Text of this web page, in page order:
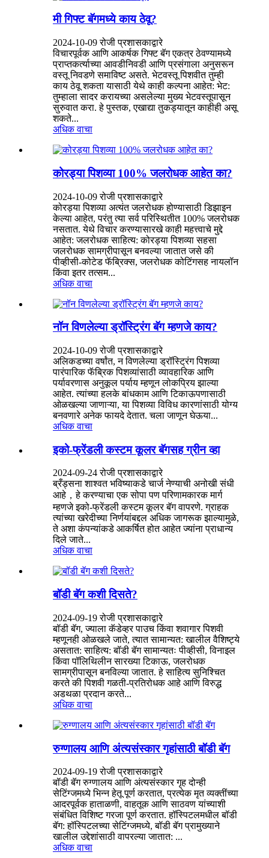
मी गिफ्ट बॅगमध्ये काय ठेवू?
2024-10-09 रोजी प्रशासकाद्वारे
विचारपूर्वक आणि आकर्षक गिफ्ट बॅग एकत्र ठेवण्यामध्ये
प्राप्तकर्त्याच्या आवडीनिवडी आणि प्रसंगाला अनुसरून
वस्तू निवडणे समाविष्ट असते. भेटवस्तू पिशवीत तुम्ही
काय ठेवू शकता यासाठी येथे काही कल्पना आहेत: भेट:
तुम्हाला सादर करायच्या असलेल्या मुख्य भेटवस्तूपासून
सुरुवात करा. हे पुस्तक, एखाद्या तुकड्यातून काहीही असू
शकते...
अधिक वाचा
कोरड्या पिशव्या 100% जलरोधक आहेत का?
2024-10-09 रोजी प्रशासकाद्वारे
कोरड्या पिशव्या अत्यंत जलरोधक होण्यासाठी डिझाइन
केल्या आहेत, परंतु त्या सर्व परिस्थितीत 100% जलरोधक
नसतात. येथे विचार करण्यासारखे काही महत्त्वाचे मुद्दे
आहेत: जलरोधक साहित्य: कोरड्या पिशव्या सहसा
जलरोधक सामग्रीपासून बनवल्या जातात जसे की
पीव्हीसी-कोटेड फॅब्रिक्स, जलरोधक कोटिंगसह नायलॉन
किंवा इतर तत्सम...
अधिक वाचा
नॉन विणलेल्या ड्रॉस्ट्रिंग बॅग म्हणजे काय?
2024-10-09 रोजी प्रशासकाद्वारे
अलिकडच्या वर्षांत, न विणलेल्या ड्रॉस्ट्रिंग पिशव्या
पारंपारिक फॅब्रिक पिशव्यांसाठी व्यावहारिक आणि
पर्यावरणास अनुकूल पर्याय म्हणून लोकप्रिय झाल्या
आहेत. त्यांच्या हलके बांधकाम आणि टिकाऊपणासाठी
ओळखल्या जाणाऱ्या, या पिशव्या विविध कारणांसाठी योग्य
बनवणारे अनेक फायदे देतात. चला जाणून घेऊया...
अधिक वाचा
इको-फ्रेंडली कस्टम कूलर बॅगसह ग्रीन व्हा
2024-09-24 रोजी प्रशासकाद्वारे
ब्रँड्सना शाश्वत भविष्याकडे चार्ज नेण्याची अनोखी संधी
आहे，हे करण्याचा एक सोपा पण परिणामकारक मार्ग
म्हणजे इको-फ्रेंडली कस्टम कूलर बॅग वापरणे. ग्राहक
त्यांच्या खरेदीच्या निर्णयांबद्दल अधिक जागरूक झाल्यामुळे,
ते अशा कंपन्यांकडे आकर्षित होत आहेत ज्यांना प्राधान्य
दिले जाते...
अधिक वाचा
बॉडी बॅग कशी दिसते?
2024-09-19 रोजी प्रशासकाद्वारे
बॉडी बॅग, ज्याला कॅडेव्हर पाउच किंवा शवागार पिशवी
म्हणूनही ओळखले जाते, त्यात सामान्यत: खालील वैशिष्ट्ये
असतात: साहित्य: बॉडी बॅग सामान्यतः पीव्हीसी, विनाइल
किंवा पॉलिथिलीन सारख्या टिकाऊ, जलरोधक
सामग्रीपासून बनविल्या जातात. हे साहित्य सुनिश्चित
करते की पिशवी गळती-प्रतिरोधक आहे आणि विरुद्ध
अडथळा प्रदान करते...
अधिक वाचा
रुग्णालय आणि अंत्यसंस्कार गृहांसाठी बॉडी बॅग
2024-09-19 रोजी प्रशासकाद्वारे
बॉडी बॅग रुग्णालय आणि अंत्यसंस्कार गृह दोन्ही
सेटिंग्जमध्ये भिन्न हेतू पूर्ण करतात, प्रत्येक मृत व्यक्तींच्या
आदरपूर्वक हाताळणी, वाहतूक आणि साठवण यांच्याशी
संबंधित विशिष्ट गरजा पूर्ण करतात. हॉस्पिटलमधील बॉडी
बॅग: हॉस्पिटलच्या सेटिंग्जमध्ये, बॉडी बॅग प्रामुख्याने
खालील उद्देशांसाठी वापरल्या जातात: ...
अधिक वाचा